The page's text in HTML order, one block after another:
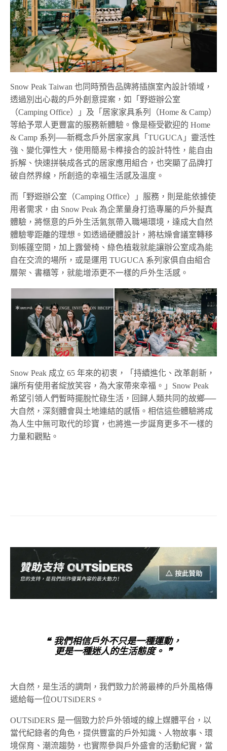
Snow Peak Taiwan 也同時預告品牌將插旗室內設計領域，
透過別出心裁的戶外創意提案，如「野遊辦公室
（Camping Office）」及「居家家具系列（Home & Camp）
等給予眾人更豐富的服務新體驗。像是極受歡迎的 Home
& Camp 系列──新概念戶外居家家具「TUGUCA」靈活性
強、變化彈性大，使用簡易卡榫接合的設計特性，能自由
拆解、快速拼裝成各式的居家應用組合，也突顯了品牌打
破自然界線，所創造的幸福生活感及溫度。
而「野遊辦公室（Camping Office）」服務，則是能依據使
用者需求，由 Snow Peak 為企業量身打造專屬的戶外擬真
體驗，將愜意的戶外生活氣氛帶入職場環境，達成大自然
體驗零距離的理想。如透過硬體設計，將枯燥會議室轉移
到帳篷空間，加上露營椅、綠色植栽就能讓辦公室成為能
自在交流的場所，或是運用 TUGUCA 系列家俱自由組合
層架、書櫃等，就能增添更不一樣的戶外生活感。
Snow Peak 成立 65 年來的初衷，「持續進化、改革創新，
讓所有使用者綻放笑容，為大家帶來幸福。」Snow Peak
希望引領人們暫時擺脫忙碌生活，回歸人類共同的故鄉──
大自然，深刻體會與土地連結的感悟。相信這些體驗將成
為人生中無可取代的珍寶，也將進一步誕育更多不一樣的
力量和觀點。
❝ 我們相信戶外不只是一種運動，
更是一種迷人的生活態度。 ❞
大自然，是生活的調劑，我們致力於將最棒的戶外風格傳
遞給每一位OUTSiDERS。
OUTSiDERS 是一個致力於戶外領域的線上媒體平台，以
當代紀錄者的角色，提供豐富的戶外知識、人物故事、環
境保育、潮流趨勢，也實際參與戶外盛會的活動紀實，當